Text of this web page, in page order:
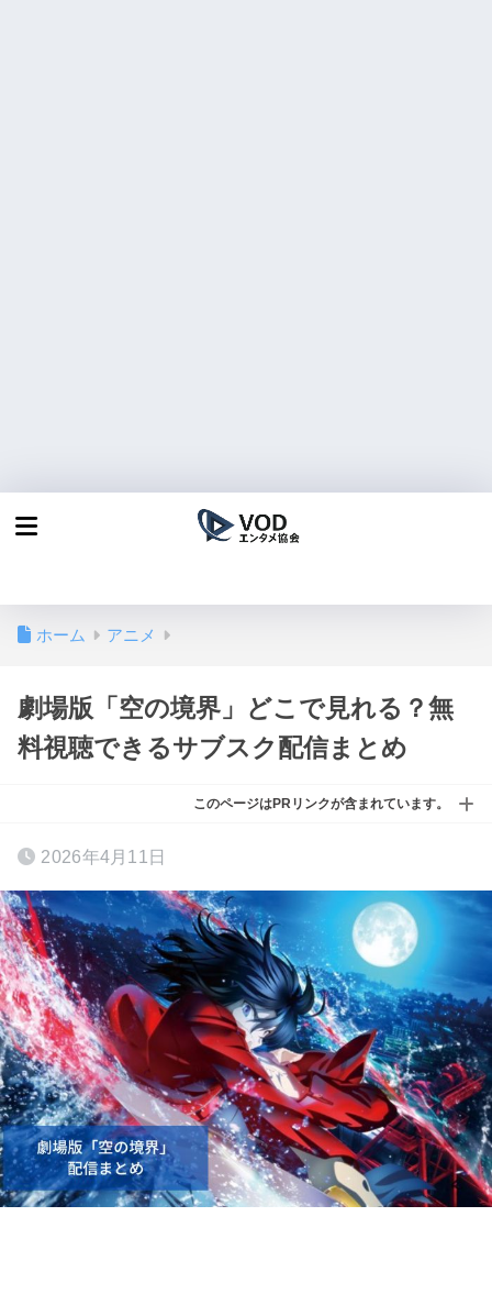
ホーム アニメ
劇場版「空の境界」どこで見れる？無
料視聴できるサブスク配信まとめ
このページはPRリンクが含まれています。
2026年4月11日